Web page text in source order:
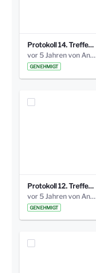
Protokoll 14. Treffen 20160613 AG Bismarckplatz.pdf
vor 5 Jahren von Anni Schlumberger
GENEHMIGT
Protokoll 12. Treffen 20150921 AG Bismarckplatz.pdf
vor 5 Jahren von Anni Schlumberger
GENEHMIGT